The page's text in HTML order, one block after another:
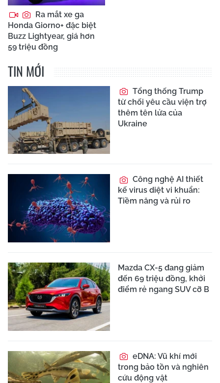
Ra mắt xe ga
Honda Giorno+ đặc biệt
Buzz Lightyear, giá hơn
59 triệu đồng
TIN MỚI
Tổng thống Trump
từ chối yêu cầu viện trợ
thêm tên lửa của
Ukraine
Công nghệ AI thiết
kế virus diệt vi khuẩn:
Tiềm năng và rủi ro
Mazda CX-5 đang giảm
đến 69 triệu đồng, khởi
điểm rẻ ngang SUV cỡ B
eDNA: Vũ khí mới
trong bảo tồn và nghiên
cứu động vật